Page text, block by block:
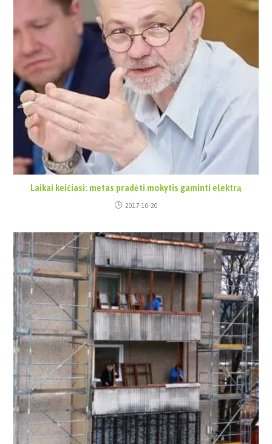
Laikai keičiasi: metas pradėti mokytis gaminti elektrą
2017-10-20